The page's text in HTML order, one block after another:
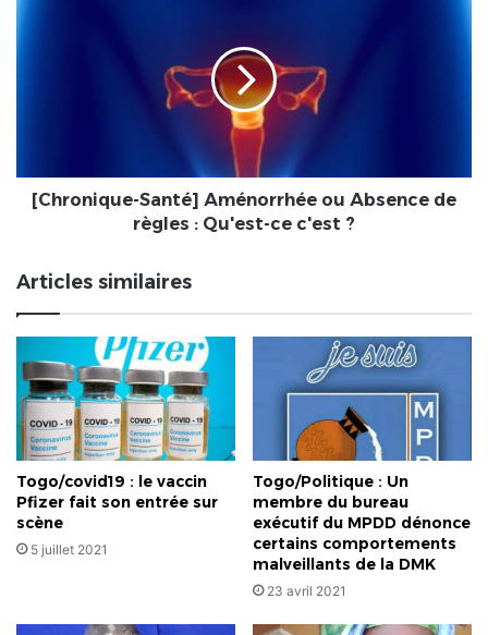
Qu'est-
[Chronique-Santé] Aménorrhée ou Absence de
règles : Qu'est-ce c'est ?
Articles similaires
Togo/covid19 : le vaccin
Pfizer fait son entrée sur
scène
5 juillet 2021
Togo/Politique : Un
membre du bureau
exécutif du MPDD dénonce
certains comportements
malveillants de la DMK
23 avril 2021